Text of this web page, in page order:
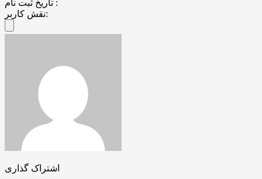
تاریخ ثبت نام :
نقش کاربر:
اشتراک گذاری